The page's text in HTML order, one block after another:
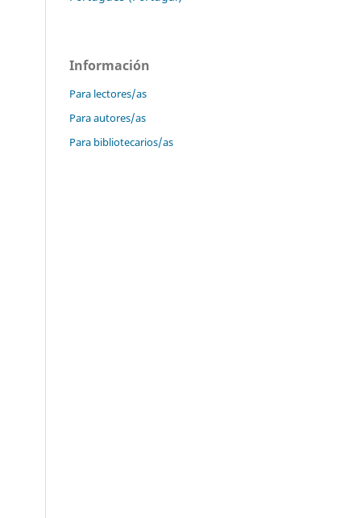
Información
Para lectores/as
Para autores/as
Para bibliotecarios/as